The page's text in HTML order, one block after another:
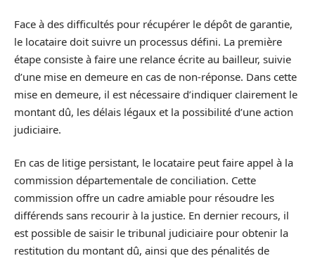
Face à des difficultés pour récupérer le dépôt de garantie,
le locataire doit suivre un processus défini. La première
étape consiste à faire une relance écrite au bailleur, suivie
d’une mise en demeure en cas de non-réponse. Dans cette
mise en demeure, il est nécessaire d’indiquer clairement le
montant dû, les délais légaux et la possibilité d’une action
judiciaire.
En cas de litige persistant, le locataire peut faire appel à la
commission départementale de conciliation. Cette
commission offre un cadre amiable pour résoudre les
différends sans recourir à la justice. En dernier recours, il
est possible de saisir le tribunal judiciaire pour obtenir la
restitution du montant dû, ainsi que des pénalités de